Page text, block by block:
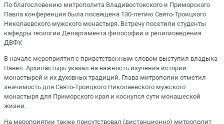
По благословению митрополита Владивостокского и Приморского
Павла конференция была посвящена 130-летию Свято-Троицкого
Николаевского мужского монастыря. Встречу посетили студенты
кафедры теологии Департамента философии и религиоведения
ДВФУ.
В начале мероприятия с приветственным словом выступил владыка
Павел. Архипастырь указал на важность изучения истории
монастырей и их духовных традиций. Глава митрополии отметил
значимость для Свято-Троицкого Николаевского мужского
монастыря для Приморского края и коснулся сути монашеской
жизни.
На мероприятии также присутствовал (дистанционно) митрополит